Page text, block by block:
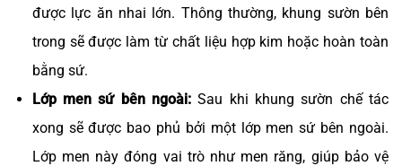
được lực ăn nhai lớn. Thông thường, khung sườn bên
trong sẽ được làm từ chất liệu hợp kim hoặc hoàn toàn
bằng sứ.
Lớp men sứ bên ngoài:Sau khi khung sườn chế tác
xong sẽ được bao phủ bởi một lớp men sứ bên ngoài.
Lớp men này đóng vai trò như men răng, giúp bảo vệ